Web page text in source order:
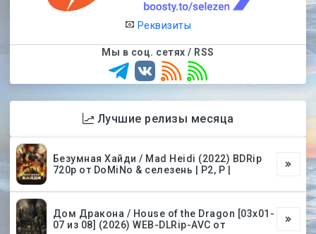
Реквизиты
Мы в соц. сетях / RSS
Лучшие релизы месяца
Безумная Хайди / Mad Heidi (2022) BDRip
720p от DoMiNo & селезень | P2, P |
Дом Дракона / House of the Dragon [03х01-
07 из 08] (2026) WEB-DLRip-AVC от